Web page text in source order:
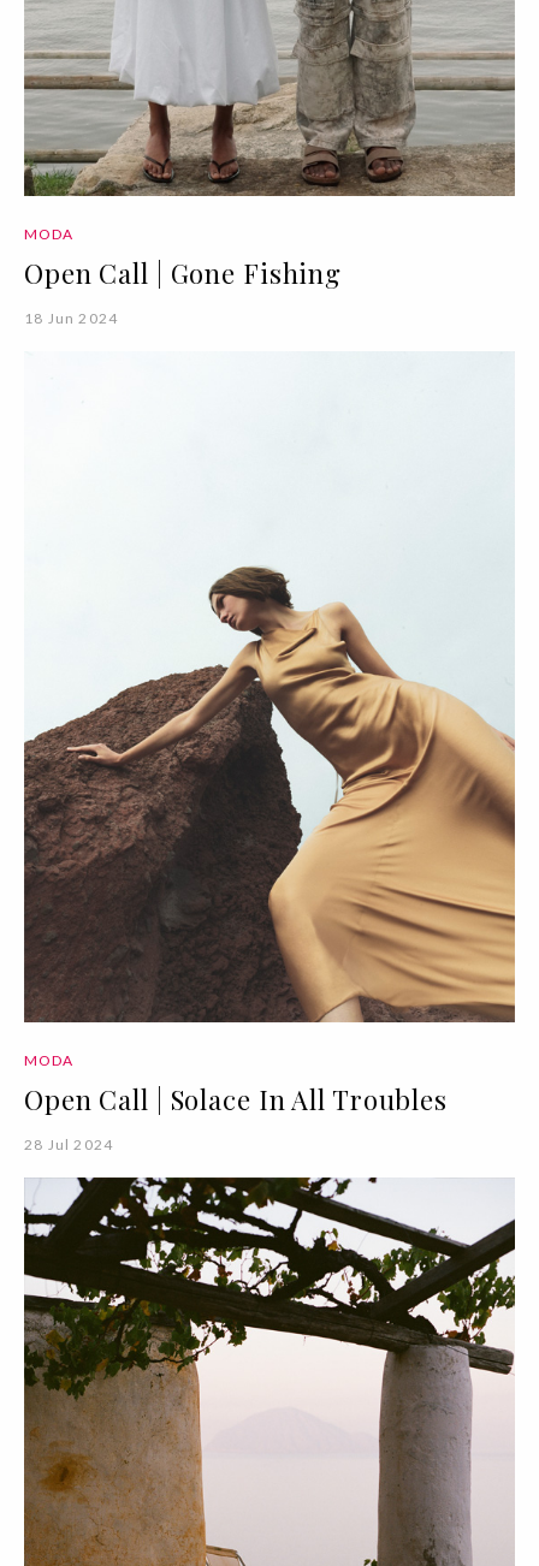
MODA
Open Call | Gone Fishing
18 Jun 2024
MODA
Open Call | Solace In All Troubles
28 Jul 2024